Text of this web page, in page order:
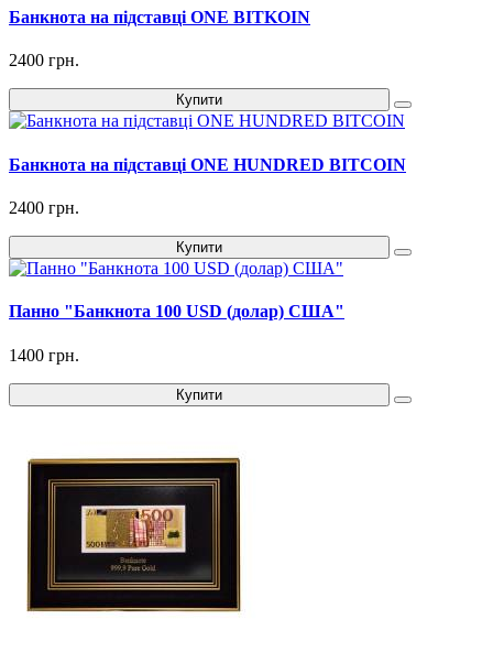
Банкнота на підставці ONE BITKOIN
2400 грн.
Купити
Банкнота на підставці ONE HUNDRED BITCOIN
2400 грн.
Купити
Панно "Банкнота 100 USD (долар) США"
1400 грн.
Купити